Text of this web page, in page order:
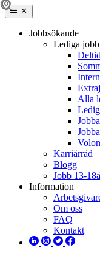
Jobbsökande
Lediga jobb
Alla
Karriärråd
Blogg
Jobb 13-
Information
Om oss
FAQ
Kontakt